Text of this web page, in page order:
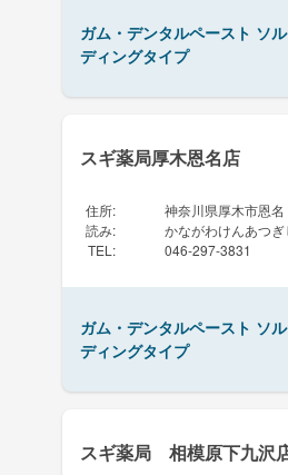
ガム・デンタルペースト ソ
ディングタイプ
スギ薬局厚木恩名店
住所:
神奈川県厚木市恩
読み:
かながわけんあつぎ
TEL : 046-297-3831
ガム・デンタルペースト ソ
ディングタイプ
スギ薬局 相模原下九沢